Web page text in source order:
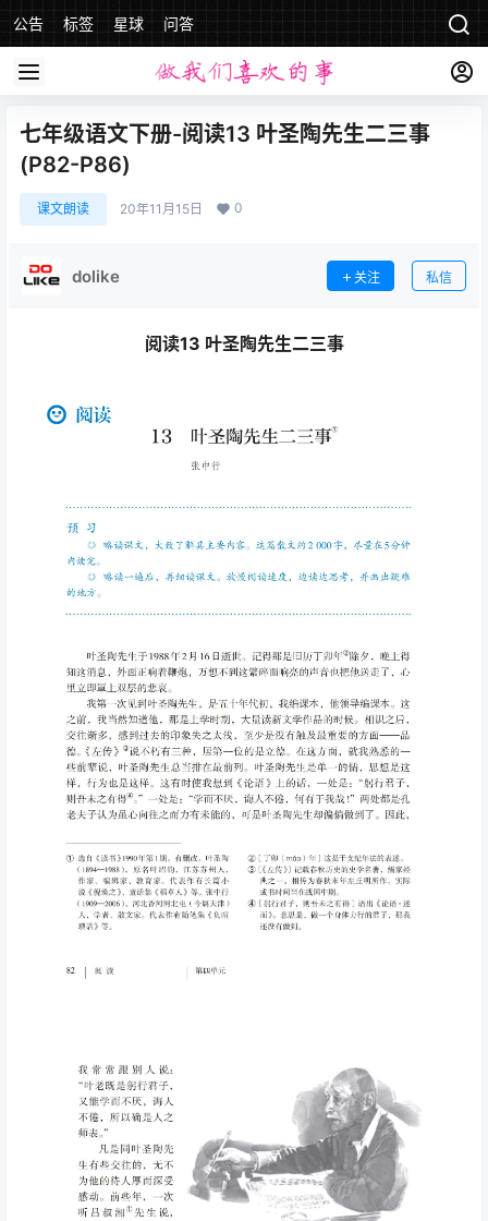
公告 标签 星球 问答
七年级语文下册-阅读13 叶圣陶先生二三事
(P82-P86)
课文朗读 20年11月15日 0
dolike 关注 私信
阅读13 叶圣陶先生二三事